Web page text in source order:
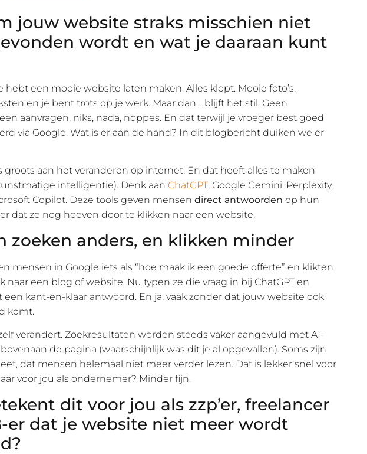
jouw website straks misschien niet
wordt en wat je daaraan kunt
hebt een mooie website laten maken. Alles klopt. Mooie foto’s,
en je bent trots op je werk. Maar dan… blijft het stil. Geen
aanvragen, niks, nada, noppes. En dat terwijl je vroeger best goed
via Google. Wat is er aan de hand? In dit blogbericht duiken we er
groots aan het veranderen op internet. En dat heeft alles te maken
intelligentie). Denk aan ChatGPT, Google Gemini, Perplexity,
Copilot. Deze tools geven mensen direct antwoorden op hun
dat ze nog hoeven door te klikken naar een website.
zoeken anders, en klikken minder
mensen in Google iets als “hoe maak ik een goede offerte” en klikten
naar een blog of website. Nu typen ze die vraag in bij ChatGPT en
een kant-en-klaar antwoord. En ja, vaak zonder dat jouw website ook
komt.
verandert. Zoekresultaten worden steeds vaker aangevuld met AI-
de pagina (waarschijnlijk was dit je al opgevallen). Soms zijn
dat mensen helemaal niet meer verder lezen. Dat is lekker snel voor
voor jou als ondernemer? Minder fijn.
dit voor jou als zzp’er, freelancer
er dat je website niet meer wordt